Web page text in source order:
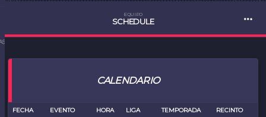
EQUIPO
SCHEDULE
CALENDARIO
FECHA EVENTO HORA LIGA TEMPORADA RECINTO